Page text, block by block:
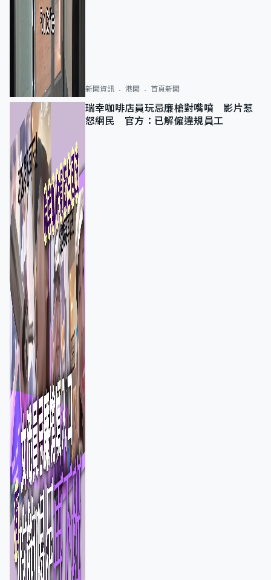
新聞資訊 港聞 首頁新聞
瑞幸咖啡店員玩忌廉槍對嘴噴 影片惹
怒網民 官方：已解僱違規員工